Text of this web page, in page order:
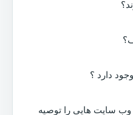
دارد ؟
وب سایت هایی را توصیه